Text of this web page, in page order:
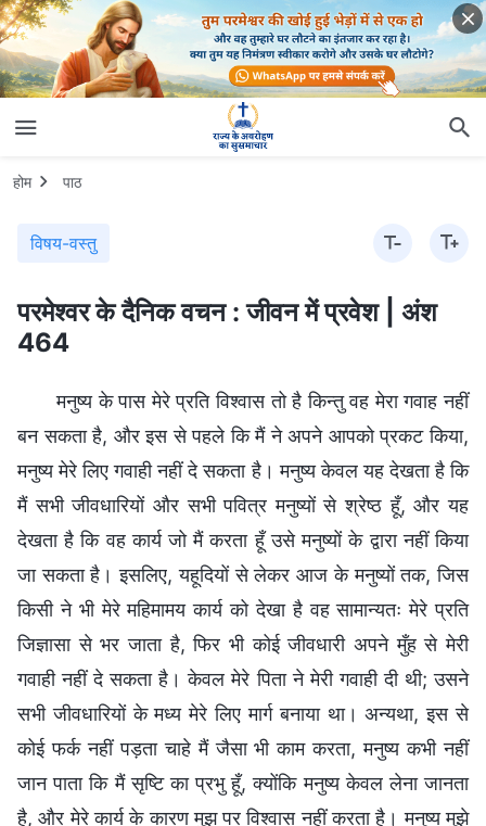
होम पाठ
विषय-वस्तु
परमेश्वर के दैनिक वचन : जीवन में प्रवेश | अंश
464
मनुष्य के पास मेरे प्रति विश्वास तो है किन्तु वह मेरा गवाह नहीं
बन सकता है, और इस से पहले कि मैं ने अपने आपको प्रकट किया,
मनुष्य मेरे लिए गवाही नहीं दे सकता है। मनुष्य केवल यह देखता है कि
मैं सभी जीवधारियों और सभी पवित्र मनुष्यों से श्रेष्ठ हूँ, और यह
देखता है कि वह कार्य जो मैं करता हूँ उसे मनुष्यों के द्वारा नहीं किया
जा सकता है। इसलिए, यहूदियों से लेकर आज के मनुष्यों तक, जिस
किसी ने भी मेरे महिमामय कार्य को देखा है वह सामान्यतः मेरे प्रति
जिज्ञासा से भर जाता है, फिर भी कोई जीवधारी अपने मुँह से मेरी
गवाही नहीं दे सकता है। केवल मेरे पिता ने मेरी गवाही दी थी; उसने
सभी जीवधारियों के मध्य मेरे लिए मार्ग बनाया था। अन्यथा, इस से
कोई फर्क नहीं पड़ता चाहे मैं जैसा भी काम करता, मनुष्य कभी नहीं
जान पाता कि मैं सृष्टि का प्रभु हूँ, क्योंकि मनुष्य केवल लेना जानता
है, और मेरे कार्य के कारण मुझ पर विश्वास नहीं करता है। मनुष्य मुझे